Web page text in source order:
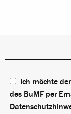
Ich möchte
des BuMF per